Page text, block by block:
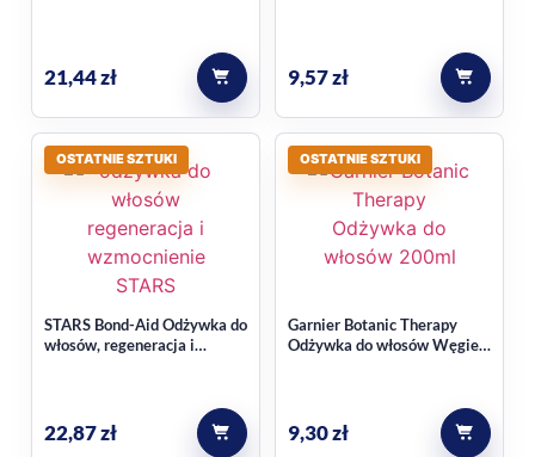
21,44zł 9,57zł
OSTATNIE SZTUKI
STARS Bond-Aid Odżywka do
włosów, regeneracja i
22,87zł
OSTATNIE SZTUKI
Garnier Botanic Therapy
Odżywka do włosów Węgiel
9,30zł